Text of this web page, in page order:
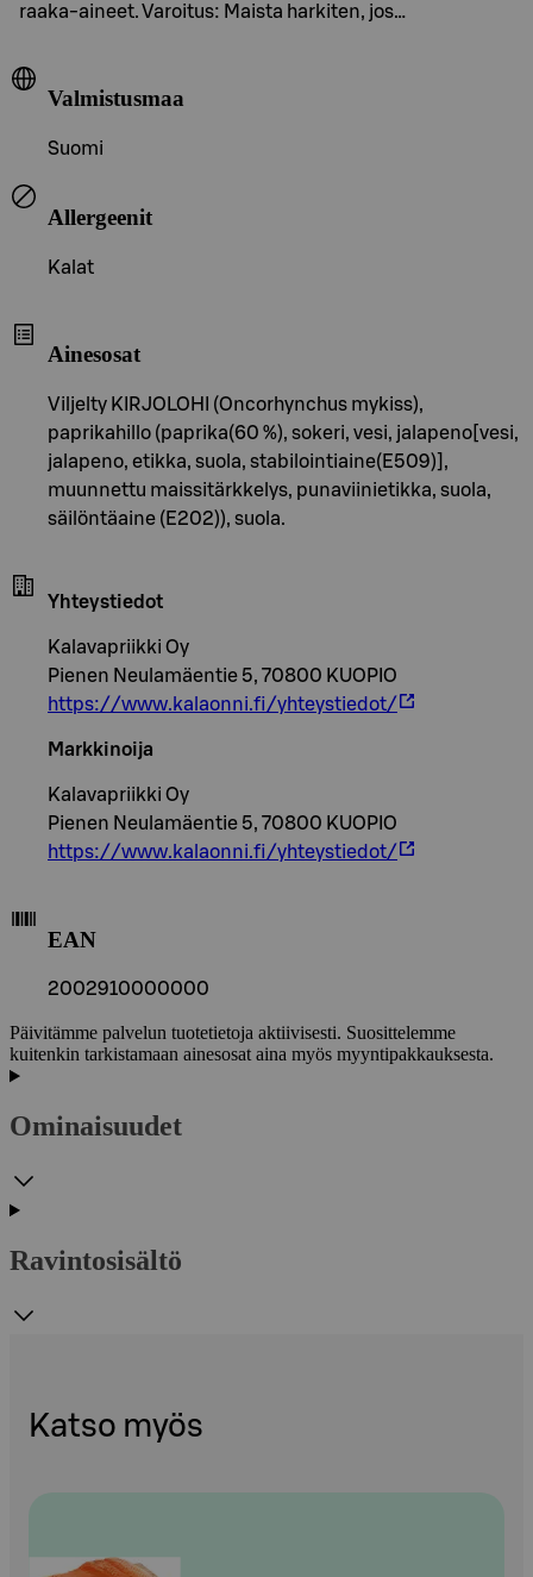
raaka-aineet. Varoitus: Maista harkiten, jos…
Valmistusmaa
Suomi
Allergeenit
Kalat
Ainesosat
Viljelty KIRJOLOHI (Oncorhynchus mykiss),
paprikahillo (paprika(60 %), sokeri, vesi, jalapeno[vesi,
jalapeno, etikka, suola, stabilointiaine(E509)],
muunnettu maissitärkkelys, punaviinietikka, suola,
säilöntäaine (E202)), suola.
Yhteystiedot
Kalavapriikki Oy
Pienen Neulamäentie 5, 70800 KUOPIO
https://www.kalaonni.fi/yhteystiedot/
Markkinoija
Kalavapriikki Oy
Pienen Neulamäentie 5, 70800 KUOPIO
https://www.kalaonni.fi/yhteystiedot/
EAN
2002910000000
Päivitämme palvelun tuotetietoja aktiivisesti. Suosittelemme
kuitenkin tarkistamaan ainesosat aina myös myyntipakkauksesta.
Ominaisuudet
Ravintosisältö
Katso myös